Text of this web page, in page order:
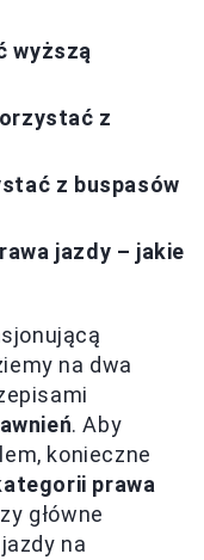
wyższą
z
z buspasów
jazdy – jakie
na dwa
. Aby
konieczne
prawa
główne
na